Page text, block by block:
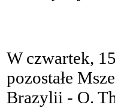
W czwartek,
pozostałe
Brazylii - O.